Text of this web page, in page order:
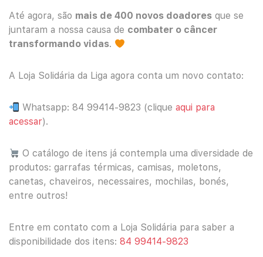
Até agora, são mais de 400 novos doadores que se
juntaram a nossa causa de combater o câncer
transformando vidas.
A Loja Solidária da Liga agora conta um novo contato:
Whatsapp: 84 99414-9823 (cliqueaqui para
acessar).
O catálogo de itens já contempla uma diversidade de
produtos: garrafas térmicas, camisas, moletons,
canetas, chaveiros, necessaires, mochilas, bonés,
entre outros!
Entre em contato com a Loja Solidária para saber a
disponibilidade dos itens: 84 99414-9823